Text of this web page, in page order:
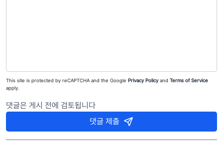
This site is protected by reCAPTCHA and the Google Privacy Policyand Terms of Service
apply.
댓글은 게시 전에 검토됩니다
댓글 제출